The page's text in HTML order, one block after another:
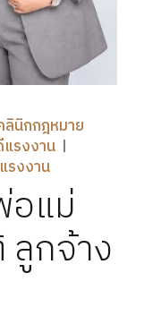
ลินิกกฎหมาย
รงงาน
รงงาน
อแม่
ลูกจ้าง